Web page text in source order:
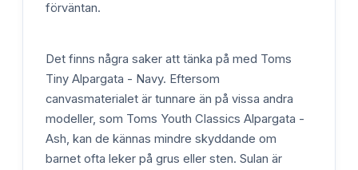
förväntan.
Det finns några saker att tänka på med Toms
Tiny Alpargata - Navy. Eftersom
canvasmaterialet är tunnare än på vissa andra
modeller, som Toms Youth Classics Alpargata -
Ash, kan de kännas mindre skyddande om
barnet ofta leker på grus eller sten. Sulan är